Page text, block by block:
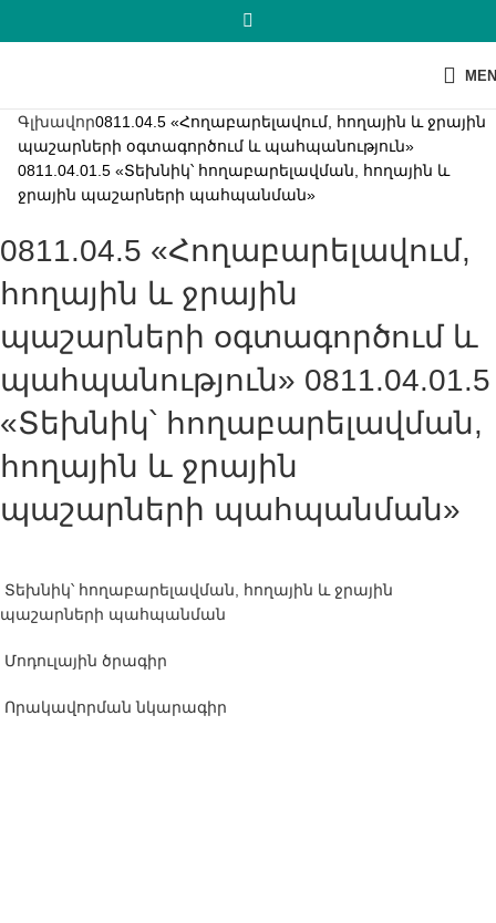
Գլխավոր0811.04.5 «Հողաբարելավում, հողային և ջրային
պաշարների օգտագործում և պահպանություն»
0811.04.01.5 «Տեխնիկ՝ հողաբարելավման, հողային և
ջրային պաշարների պահպանման»
0811.04.5 «Հողաբարելավում,
հողային և ջրային
պաշարների օգտագործում և
պահպանություն» 0811.04.01.5
«Տեխնիկ՝ հողաբարելավման,
հողային և ջրային
պաշարների պահպանման»
Տեխնիկ՝ հողաբարելավման, հողային և ջրային
պաշարների պահպանման
Մոդուլային ծրագիր
Որակավորման նկարագիր